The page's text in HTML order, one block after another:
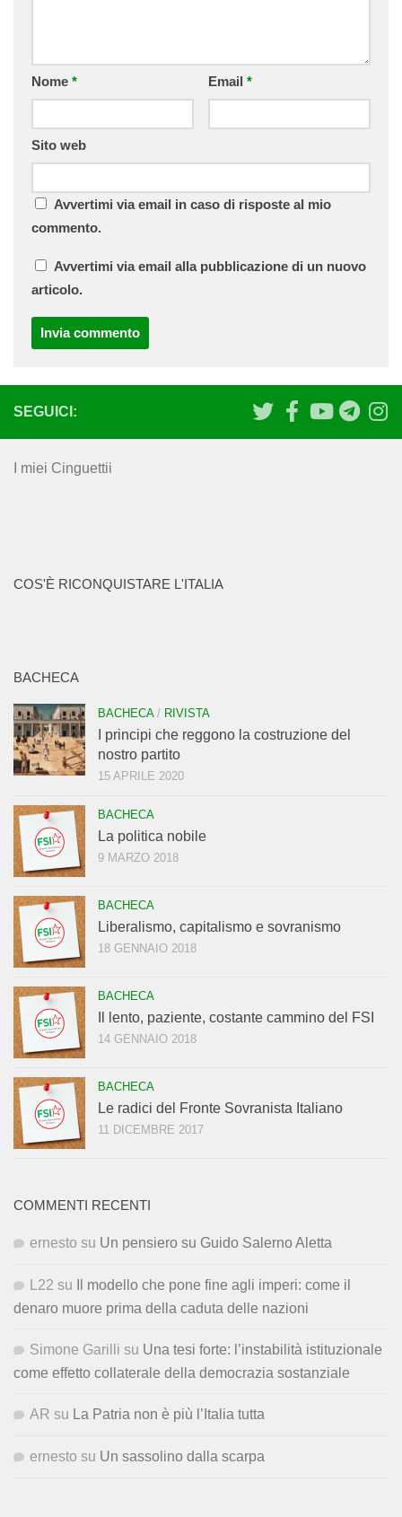
Nome * Email *
Sito web
Avvertimi via email in caso di risposte al mio
commento.
Avvertimi via email alla pubblicazione di un nuovo
articolo.
SEGUICI:
I miei Cinguettii
COS'È RICONQUISTARE L'ITALIA
BACHECA
BACHECA/ RIVISTA
I principi che reggono la costruzione del
nostro partito
15 APRILE 2020
BACHECA
La politica nobile
9 MARZO 2018
BACHECA
Liberalismo, capitalismo e sovranismo
18 GENNAIO 2018
BACHECA
Il lento, paziente, costante cammino del FSI
14 GENNAIO 2018
BACHECA
Le radici del Fronte Sovranista Italiano
11 DICEMBRE 2017
COMMENTI RECENTI
ernesto su Un pensiero su Guido Salerno Aletta
L22 su
Il modello che pone fine agli imperi: come il
denaro muore prima della caduta delle nazioni
Simone Garilli su Una tesi forte: l’instabilità istituzionale
come effetto collaterale della democrazia sostanziale
AR su La Patria non è più l’Italia tutta
ernesto su Un sassolino dalla scarpa